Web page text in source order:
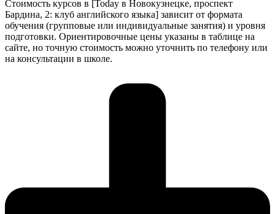
Стоимость курсов в [Today в Новокузнецке, проспект
Бардина, 2: клуб английского языка] зависит от формата
обучения (групповые или индивидуальные занятия) и уровня
подготовки. Ориентировочные цены указаны в таблице на
сайте, но точную стоимость можно уточнить по телефону или
на консультации в школе.